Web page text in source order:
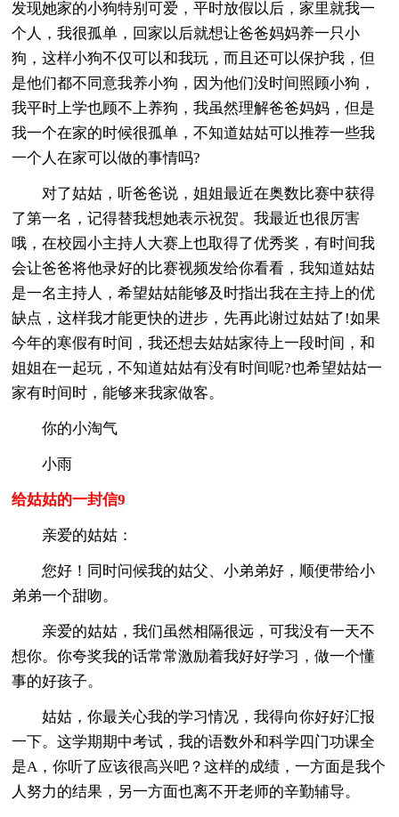
发现她家的小狗特别可爱，平时放假以后，家里就我一
个人，我很孤单，回家以后就想让爸爸妈妈养一只小
狗，这样小狗不仅可以和我玩，而且还可以保护我，但
是他们都不同意我养小狗，因为他们没时间照顾小狗，
我平时上学也顾不上养狗，我虽然理解爸爸妈妈，但是
我一个在家的时候很孤单，不知道姑姑可以推荐一些我
一个人在家可以做的事情吗?
对了姑姑，听爸爸说，姐姐最近在奥数比赛中获得
了第一名，记得替我想她表示祝贺。我最近也很厉害
哦，在校园小主持人大赛上也取得了优秀奖，有时间我
会让爸爸将他录好的比赛视频发给你看看，我知道姑姑
是一名主持人，希望姑姑能够及时指出我在主持上的优
缺点，这样我才能更快的进步，先再此谢过姑姑了!如果
今年的寒假有时间，我还想去姑姑家待上一段时间，和
姐姐在一起玩，不知道姑姑有没有时间呢?也希望姑姑一
家有时间时，能够来我家做客。
你的小淘气
小雨
给姑姑的一封信9
亲爱的姑姑：
您好！同时问候我的姑父、小弟弟好，顺便带给小
弟弟一个甜吻。
亲爱的姑姑，我们虽然相隔很远，可我没有一天不
想你。你夸奖我的话常常激励着我好好学习，做一个懂
事的好孩子。
姑姑，你最关心我的学习情况，我得向你好好汇报
一下。这学期期中考试，我的语数外和科学四门功课全
是A，你听了应该很高兴吧？这样的成绩，一方面是我个
人努力的结果，另一方面也离不开老师的辛勤辅导。